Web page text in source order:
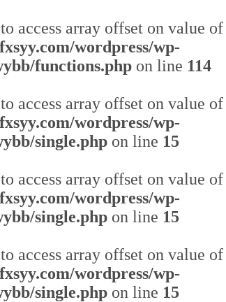
access array offset on value
wordpress/wp-
functions.php on line 114
access array offset on value
wordpress/wp-
single.php on line 15
access array offset on value
wordpress/wp-
single.php on line 15
access array offset on value
wordpress/wp-
single.php on line 15